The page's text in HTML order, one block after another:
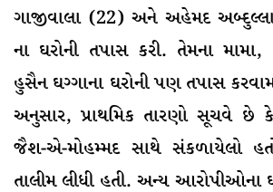
ગાજીવાલા (22) અને અહેમદ
ના ઘરોની તપાસ કરી. તેમના મામા,
હુસૈન ઘગ્ગાના ઘરોની પણ તપાસ
અનુસાર, પ્રાથમિક તારણો સૂચવે છે
જૈશ-એ-મોહમ્મદ સાથે સંકળાયેલો
તાલીમ લીધી હતી. અન્ય આરોપીઓના